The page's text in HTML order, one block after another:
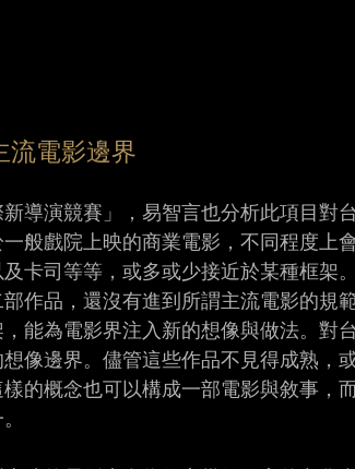
流電影邊界
導演競賽」，易智言也分析此項目對
般戲院上映的商業電影，不同程度上
卡司等等，或多或少接近於某種框架
作品，還沒有進到所謂主流電影的規
能為電影界注入新的想像與做法。對
像邊界。儘管這些作品不見得成熟，
的概念也可以構成一部電影與敘事，